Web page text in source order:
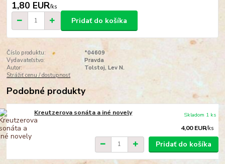
1,80 EUR/ks
Pridať do košíka
Číslo produktu:
*04609
Vydavateľstvo:
Pravda
Autor:
Tolstoj, Lev N.
Strážiť cenu / dostupnosť
Podobné produkty
Kreutzerova sonáta a iné novely
4,00 EUR/ks
Skladom 1 ks
Pridať do košíka